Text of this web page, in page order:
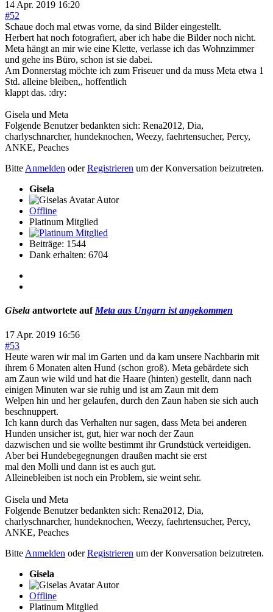
14 Apr. 2019 16:20
#52
Schaue doch mal etwas vorne, da sind Bilder eingestellt.
Herbert hat noch fotografiert, aber ich habe die Bilder noch nicht.
Meta hängt an mir wie eine Klette, verlasse ich das Wohnzimmer
und gehe ins Büro, schon ist sie dabei.
Am Donnerstag möchte ich zum Friseuer und da muss Meta etwa 1
Std. alleine bleiben,, hoffentlich
klappt das. :dry:
Gisela und Meta
Folgende Benutzer bedankten sich: Rena2012, Dia,
charlyschnarcher, hundeknochen, Weezy, faehrtensucher, Percy,
ANKE, Peaches
Bitte Anmelden oderRegistrieren um der Konversation beizutreten.
Gisela
Autor
Offline
Platinum Mitglied
Beiträge: 1544
Dank erhalten: 6704
Gisela antwortete auf Meta aus Ungarn ist angekommen
17 Apr. 2019 16:56
#53
Heute waren wir mal im Garten und da kam unsere Nachbarin mit
ihrem 6 Monaten alten Hund (schon groß). Meta gebärdete sich
am Zaun wie wild und hat die Haare (hinten) gestellt, dann nach
einigen Minuten war sie ruhig und ist am Zaun mit dem
Welpen hin und her gelaufen, durch den Zaun haben sie sich auch
beschnuppert.
Ich kann durch das Verhalten nur sagen, dass Meta bei anderen
Hunden unsicher ist, gut, hier war noch der Zaun
dazwischen und sie wollte bestimmt ihr Grundstück verteidigen.
Aber bei Hundebegegnungen draußen macht sie erst
mal den Molli und dann ist es auch gut.
Alleinebleiben ist noch ein Problem, sie weint sehr.
Gisela und Meta
Folgende Benutzer bedankten sich: Rena2012, Dia,
charlyschnarcher, hundeknochen, Weezy, faehrtensucher, Percy,
ANKE, Peaches
Bitte Anmelden oderRegistrieren um der Konversation beizutreten.
Gisela
Autor
Offline
Platinum Mitglied